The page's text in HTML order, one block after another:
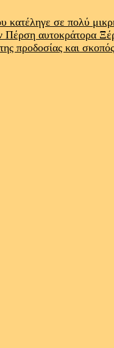
κατέληγε σε πολύ
Πέρση αυτοκράτορα
προδοσίας και